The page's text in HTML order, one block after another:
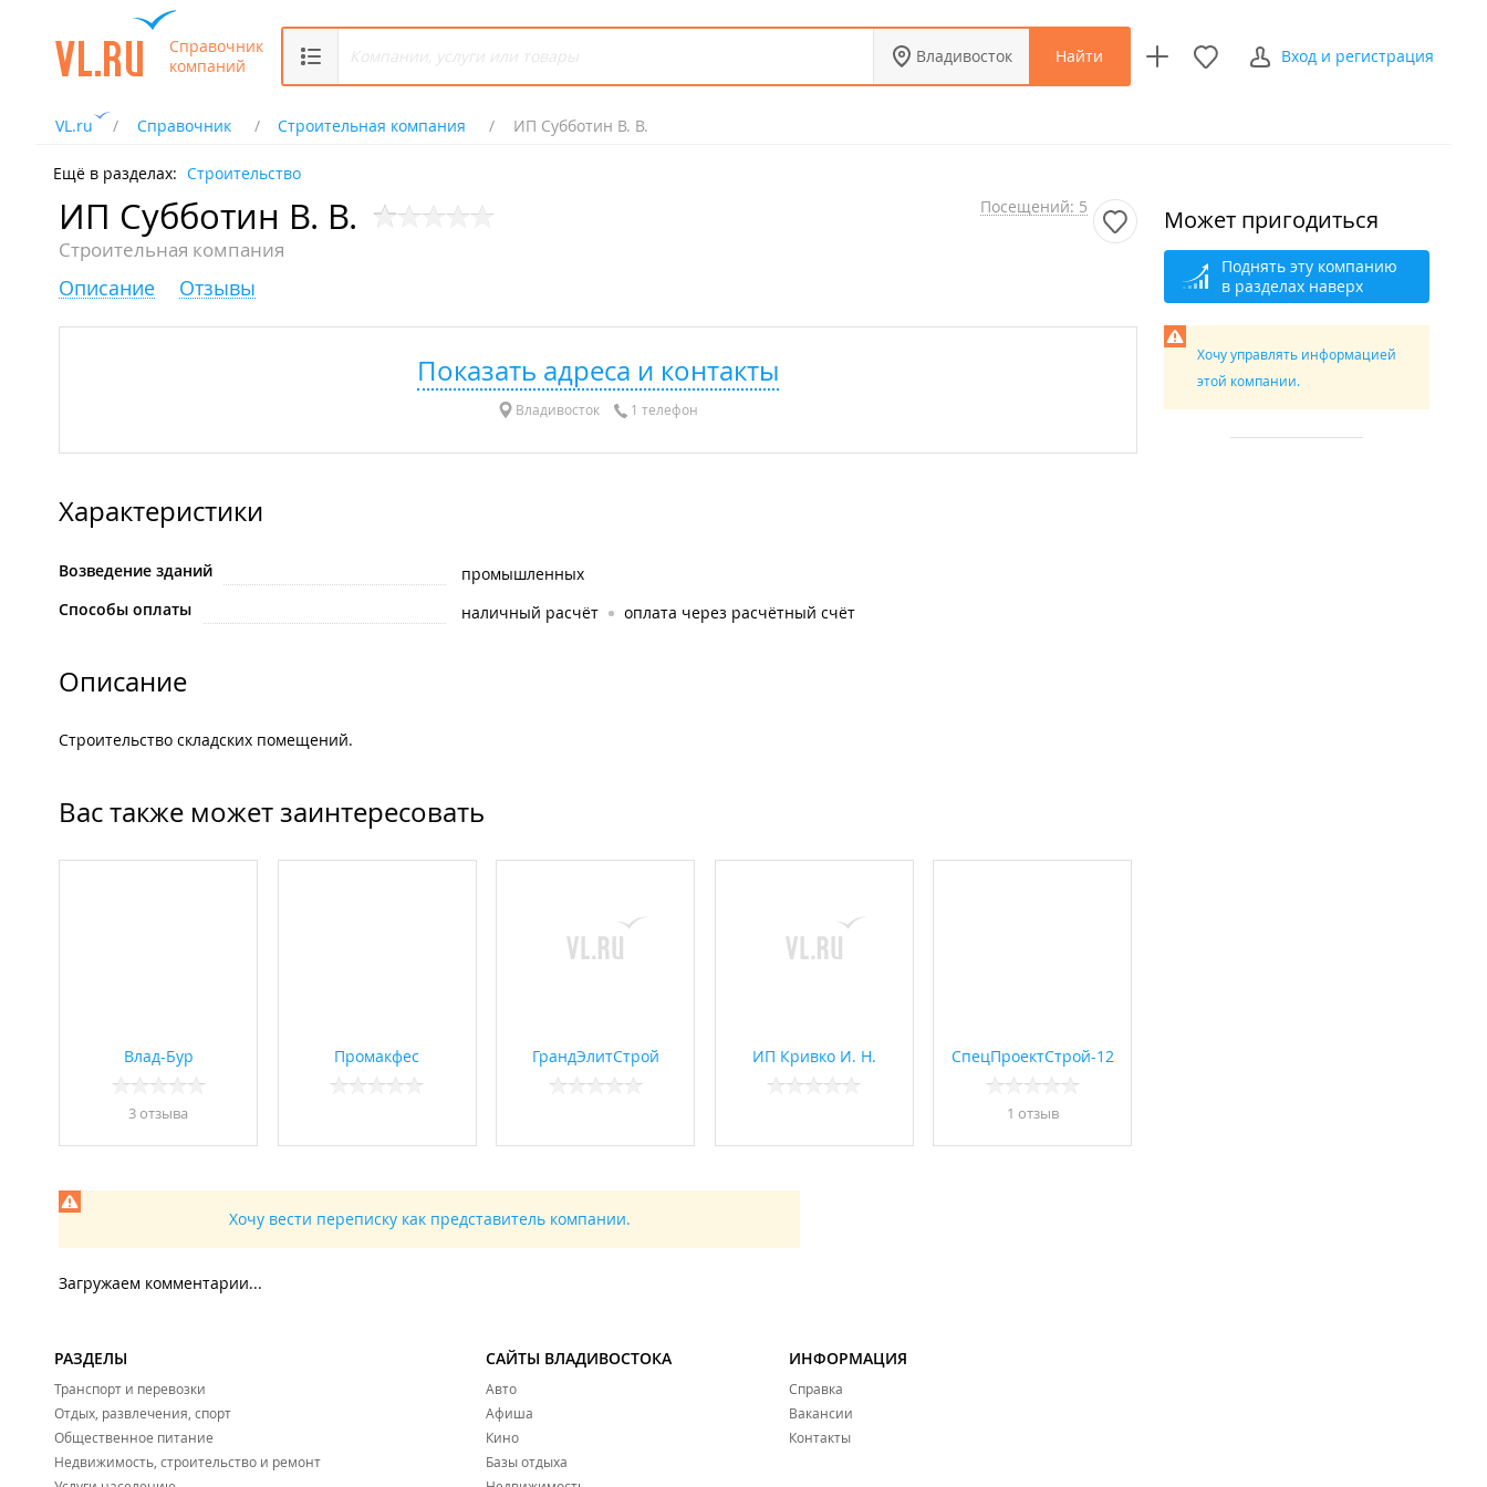
Справочник
компаний
Владивосток Найти Вход и регистрация
VL.ru Справочник Строительная компания ИП Субботин В. В.
Ещё в разделах: Строительство
ИП Субботин В. В.
Строительная компания
Посещений: 5
Описание Отзывы
Показать адреса и контакты
Владивосток 1 телефон
Характеристики
Возведение зданий
промышленных
Способы оплаты
наличный расчёт оплата через расчётный счёт
Описание
Строительство складских помещений.
Вас также может заинтересовать
Влад-Бур
3 отзывa
Промакфес ГрандЭлитСтрой ИП Кривко И. Н. СпецПроектСтрой-12
1 отзыв
Хочу вести переписку как представитель компании.
Загружаем комментарии...
Может пригодиться
Поднять эту компанию
в разделах наверх
Хочу управлять информацией
этой компании.
РАЗДЕЛЫ
Транспорт и перевозки
Отдых, развлечения, спорт
Общественное питание
Недвижимость, строительство и ремонт
САЙТЫ ВЛАДИВОСТОКА
Авто
Афиша
Кино
Базы отдыха
ИНФОРМАЦИЯ
Справка
Вакансии
Контакты